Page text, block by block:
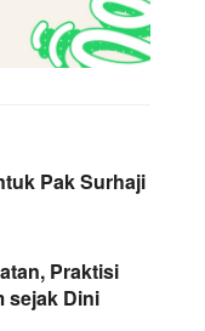
Pak Surhaji
Praktisi
sejak Dini